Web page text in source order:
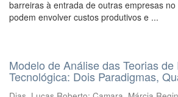
barreiras à entrada de outras empresas
podem envolver custos produtivos e ...
Modelo de Análise das Teorias de
Tecnológica: Dois Paradigmas,